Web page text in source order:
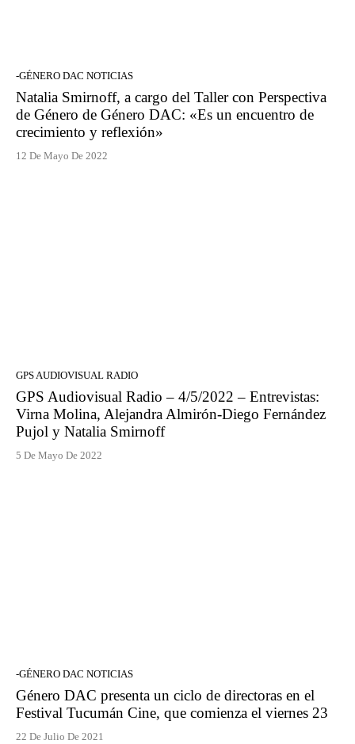
-GÉNERO DAC NOTICIAS
Natalia Smirnoff, a cargo del Taller con Perspectiva
de Género de Género DAC: «Es un encuentro de
crecimiento y reflexión»
12 De Mayo De 2022
GPS AUDIOVISUAL RADIO
GPS Audiovisual Radio – 4/5/2022 – Entrevistas:
Virna Molina, Alejandra Almirón-Diego Fernández
Pujol y Natalia Smirnoff
5 De Mayo De 2022
-GÉNERO DAC NOTICIAS
Género DAC presenta un ciclo de directoras en el
Festival Tucumán Cine, que comienza el viernes 23
22 De Julio De 2021